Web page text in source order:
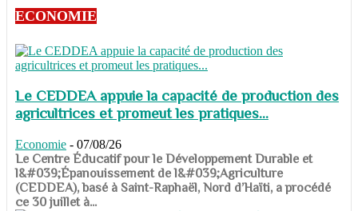
ECONOMIE
Le CEDDEA appuie la capacité de production des
agricultrices et promeut les pratiques...
Economie - 07/08/26
​​​​​​​Le Centre Éducatif pour le Développement Durable et
l&#039;Épanouissement de l&#039;Agriculture
(CEDDEA), basé à Saint-Raphaël, Nord d’Haïti, a procédé
ce 30 juillet à...